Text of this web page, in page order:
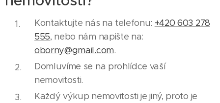
Kontaktujte nás na telefonu: +420 603 278
555, nebo nám napište na:
oborny@gmail.com.
Domluvíme se na prohlídce vaší
nemovitosti.
Každý výkup nemovitosti je jiný, proto je